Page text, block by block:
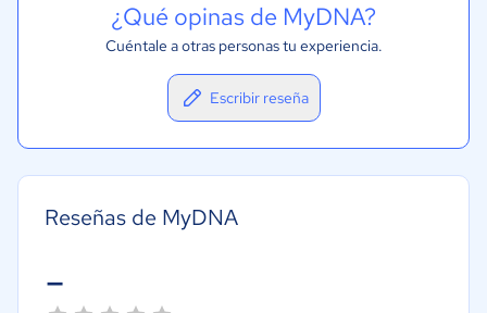
¿Qué opinas de MyDNA?
Cuéntale a otras personas tu experiencia.
Escribir reseña
Reseñas de MyDNA
-